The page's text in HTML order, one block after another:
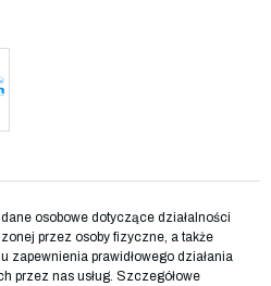
osobowe dotyczące działalności
przez osoby fizyczne, a także
zapewnienia prawidłowego działania
przez nas usług. Szczegółowe